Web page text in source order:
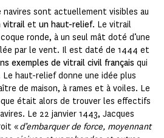
sont actuellement visibles au
vitrail et un haut-relief. Le vitrail
ronde, à un seul mât doté d’une
par le vent. Il est daté de 1444 et
exemples de vitrail civil français qui
haut-relief donne une idée plus
de maison, à rames et à voiles. Le
était alors de trouver les effectifs
Le 22 janvier 1443, Jacques
«d’embarquer de force, moyennant